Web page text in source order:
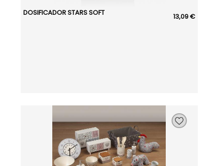
DOSIFICADOR STARS SOFT 13,09 €